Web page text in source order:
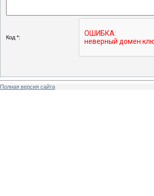
Код *:
Полная версия сайта